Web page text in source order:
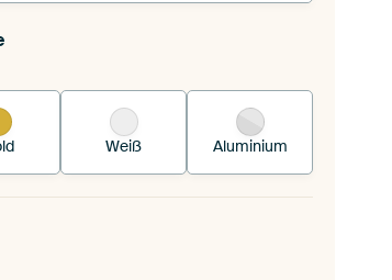
Textiltuch in deinen
Weiß Aluminium